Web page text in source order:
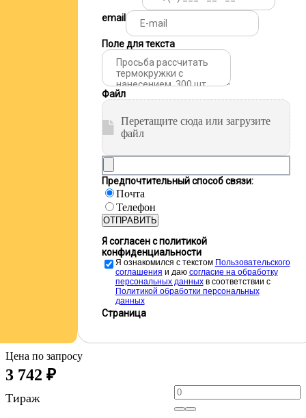
email
Поле для текста
Файл
Перетащите сюда или загрузите
файл
Предпочтительный способ связи:
Почта
Телефон
ОТПРАВИТЬ
Я согласен с политикой
конфиденциальности
Я ознакомился с текстом Пользовательского
соглашения и даю cогласие на обработку
персональных данныхв соответствии с
Политикой обработки персональных
данных
Страница
Цена по запросу
3 742 ₽
Тираж